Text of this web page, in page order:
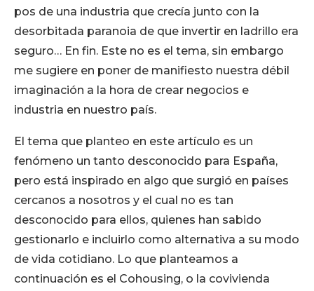
pos de una industria que crecía junto con la
desorbitada paranoia de que invertir en ladrillo era
seguro… En fin. Este no es el tema, sin embargo
me sugiere en poner de manifiesto nuestra débil
imaginación a la hora de crear negocios e
industria en nuestro país.
El tema que planteo en este artículo es un
fenómeno un tanto desconocido para España,
pero está inspirado en algo que surgió en países
cercanos a nosotros y el cual no es tan
desconocido para ellos, quienes han sabido
gestionarlo e incluirlo como alternativa a su modo
de vida cotidiano. Lo que planteamos a
continuación es el Cohousing, o la covivienda